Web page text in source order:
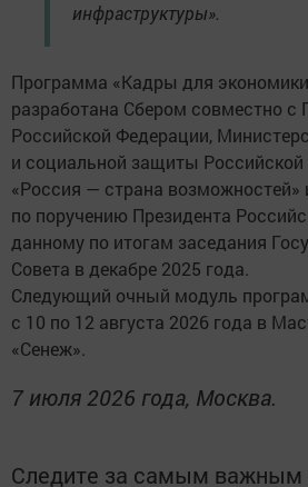
инфраструктуры».
Программа «Кадры для
разработана Сбером совместно с
Российской Федерации,
и социальной защиты
«Россия — страна возможностей»
по поручению Президента
данному по итогам заседания
Совета в декабре 2025 года.
Следующий очный модуль
с 10 по 12 августа 2026 года в
«Сенеж».
7 июля 2026 года, Москва.
Следите за самым важным